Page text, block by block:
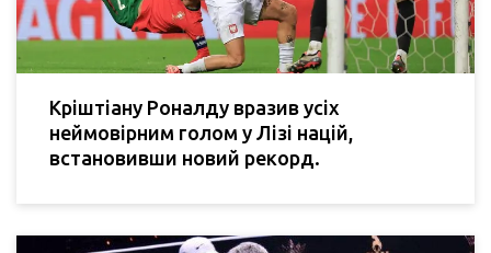
Кріштіану Роналду вразив усіх
неймовірним голом у Лізі націй,
встановивши новий рекорд.